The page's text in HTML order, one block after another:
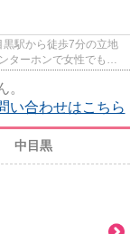
駅から徒歩7分の立地
ターホンで女性でも安
い合わせはこちら
中目黒